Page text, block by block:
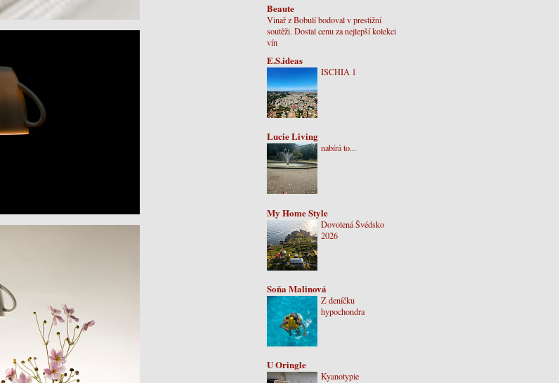
Beaute
Vinař z Bobulí bodoval v prestižní
soutěži. Dostal cenu za nejlepší kolekci
vín
E.S.ideas
ISCHIA 1
Lucie Living
nabírá to...
My Home Style
Dovolená Švédsko
2026
Soňa Malinová
Z deníčku
hypochondra
U Oringle
Kyanotypie